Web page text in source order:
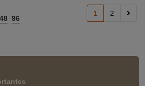
48 96
1 2